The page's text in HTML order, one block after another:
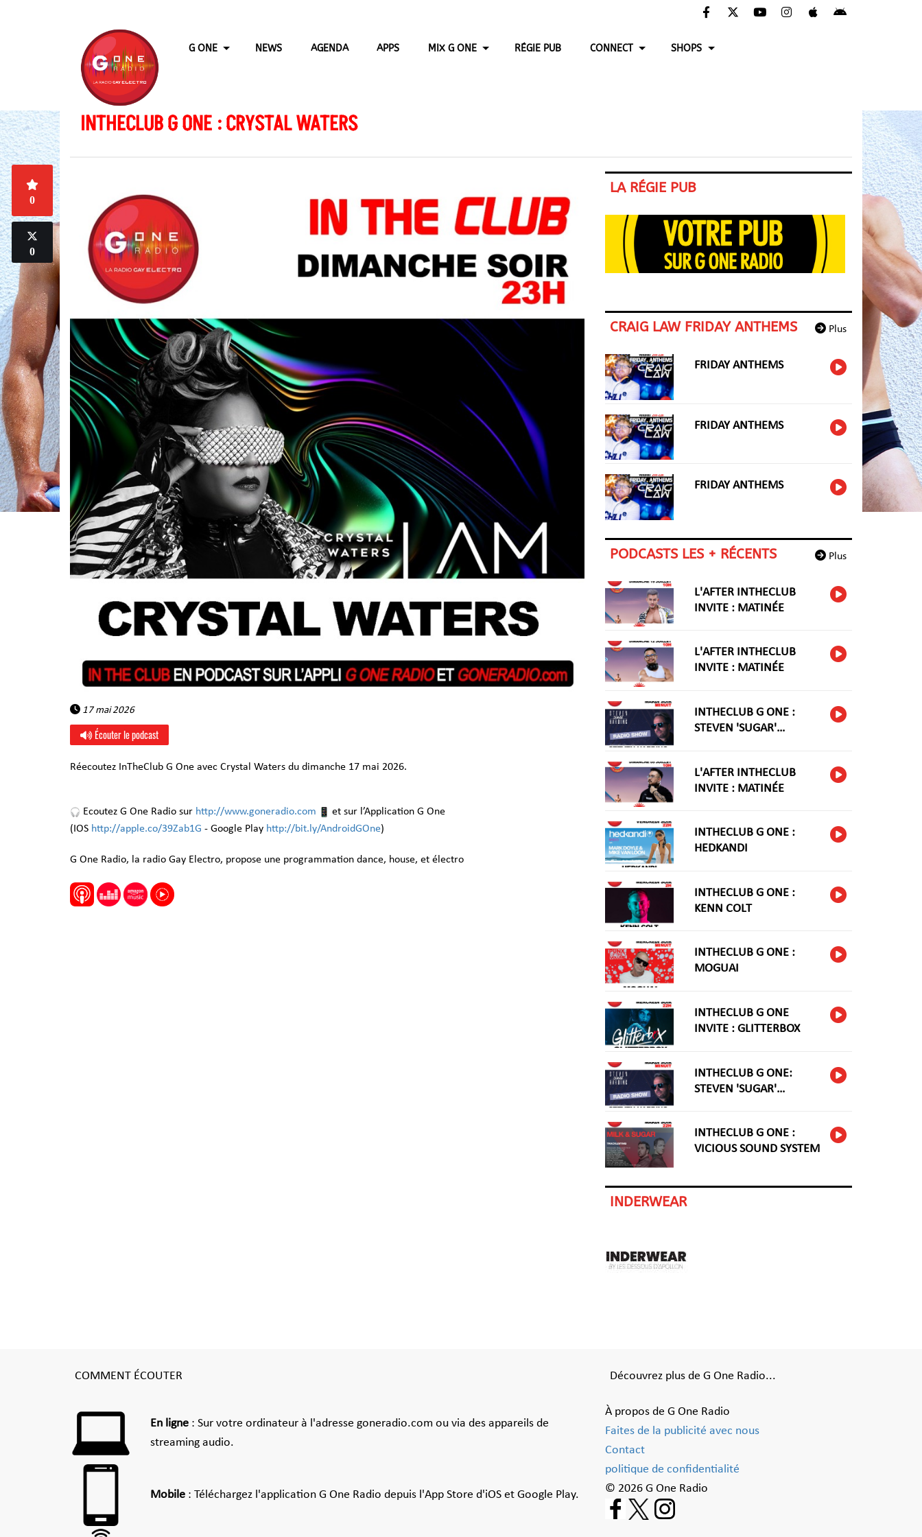
G ONE NEWS AGENDA APPS MIX G ONE RÉGIE PUB CONNECT SHOPS
INTHECLUB G ONE : CRYSTAL WATERS
0
0
17 mai 2026
Écouter le podcast
Réecoutez InTheClub G One avec Crystal Waters du dimanche 17 mai 2026.
Ecoutez G One Radio sur http://www.goneradio.com
et sur l’Application G One
(IOS http://apple.co/39Zab1G - Google Play http://bit.ly/AndroidGOne)
G One Radio, la radio Gay Electro, propose une programmation dance, house, et électro
LA RÉGIE PUB
Plus
CRAIG LAW FRIDAY ANTHEMS
FRIDAY ANTHEMS
FRIDAY ANTHEMS
FRIDAY ANTHEMS
Plus
PODCASTS LES + RÉCENTS
L'AFTER INTHECLUB
INVITE : MATINÉE
L'AFTER INTHECLUB
INVITE : MATINÉE
INTHECLUB G ONE :
STEVEN 'SUGAR'
L'AFTER INTHECLUB
INVITE : MATINÉE
INTHECLUB G ONE :
HEDKANDI
INTHECLUB G ONE :
KENN COLT
INTHECLUB G ONE :
MOGUAI
INTHECLUB G ONE
INVITE : GLITTERBOX
INTHECLUB G ONE:
STEVEN 'SUGAR'
INTHECLUB G ONE :
VICIOUS SOUND SYSTEM
INDERWEAR
COMMENT ÉCOUTER
En ligne : Sur votre ordinateur à l'adresse goneradio.com ou via des appareils de
streaming audio.
Mobile : Téléchargez l'application G One Radio depuis l'App Store d'iOS et Google Play.
Découvrez plus de G One Radio...
À propos de G One Radio
Faites de la publicité avec nous
Contact
politique de confidentialité
© 2026 G One Radio